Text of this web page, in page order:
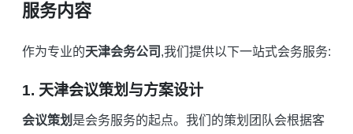
服务内容
作为专业的天津会务公司 ,我们提供以下一站式会务服务:
1. 天津会议策划与方案设计
会议策划 是会务服务的起点。我们的策划团队会根据客